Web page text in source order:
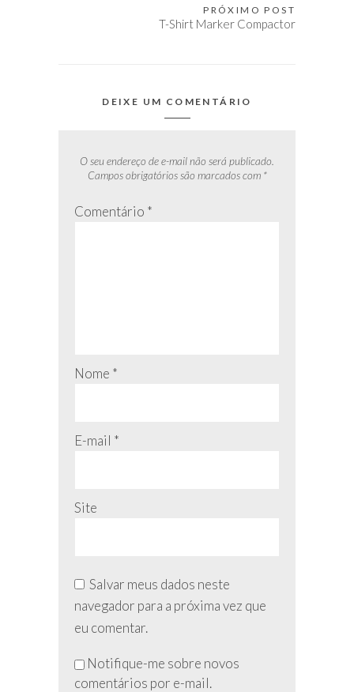
PRÓXIMO POST
T-Shirt Marker Compactor
DEIXE UM COMENTÁRIO
O seu endereço de e-mail não será publicado.
Campos obrigatórios são marcados com *
Comentário *
Nome *
E-mail *
Site
Salvar meus dados neste
navegador para a próxima vez que
eu comentar.
Não
preencha
Notifique-me sobre novos
comentários por e-mail.